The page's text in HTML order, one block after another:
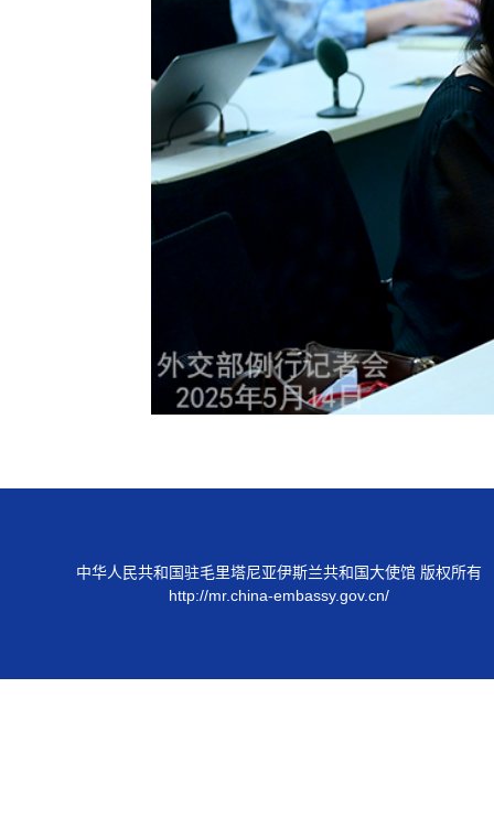
中华人民共和国驻毛里塔尼亚伊斯兰共和国大使馆 版权所有
http://mr.china-embassy.gov.cn/